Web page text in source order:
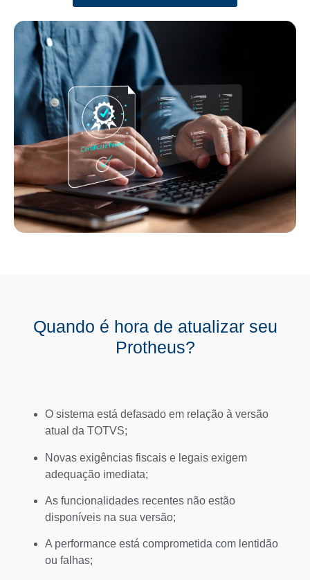
Quando é hora de atualizar seu
Protheus?
O sistema está defasado em relação à versão
atual da TOTVS;
Novas exigências fiscais e legais exigem
adequação imediata;
As funcionalidades recentes não estão
disponíveis na sua versão;
A performance está comprometida com lentidão
ou falhas;